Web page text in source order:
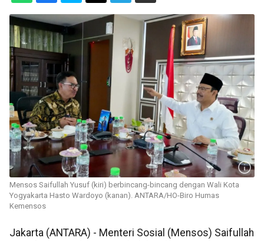
Mensos Saifullah Yusuf (kiri) berbincang-bincang dengan Wali Kota
Yogyakarta Hasto Wardoyo (kanan). ANTARA/HO-Biro Humas
Kemensos
Jakarta (ANTARA) - Menteri Sosial (Mensos) Saifullah